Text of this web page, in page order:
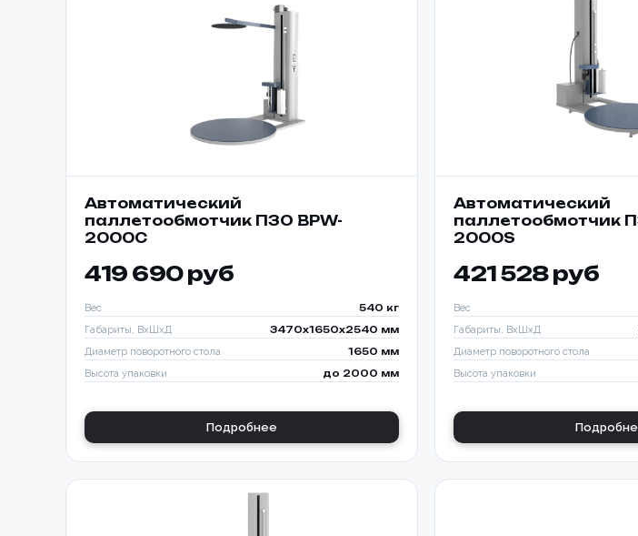
Автоматический
паллетообмотчик ПЗО BPW-
2000C
419 690 руб
Вес 540 кг
Габариты, ВхШхД 3470х1650х2540 мм
Диаметр поворотного стола 1650 мм
Высота упаковки до 2000 мм
Подробнее
Автоматический
паллетообмотчик
2000S
421 528 руб
Вес
Габариты, ВхШхД
Диаметр поворотного стола
Высота упаковки